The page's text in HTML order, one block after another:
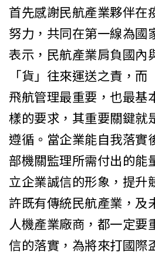
首先感謝民航產業夥伴在
努力，共同在第一線為國
表示，民航產業肩負國內
「貨」往來運送之責，
飛航管理最重要，也最基
樣的要求，其重要關鍵就
遵循。當企業能自我落實
部機關監理所需付出的能
立企業誠信的形象，提升
許既有傳統民航產業，及
人機產業廠商，都一定要
信的落實，為將來打國際